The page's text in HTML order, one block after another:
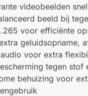
videobeelden
beeld bij
voor efficiënte
geluidsopname,
voor extra
tegen stof
behuizing voor